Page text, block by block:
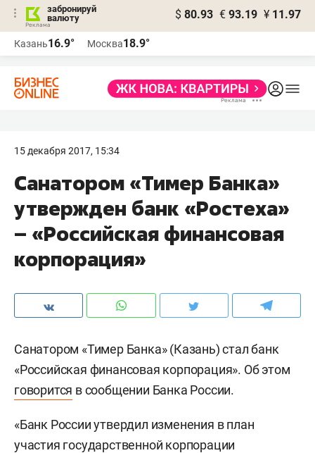
забронируй
валюту
$ 80.93 € 93.19 ¥ 11.97
Казань16.9° Москва18.9°
15 декабря 2017, 15:34
Санатором «Тимер Банка»
утвержден банк «Ростеха»
– «Российская финансовая
корпорация»
Санатором «Тимер Банка» (Казань) стал банк
«Российская финансовая корпорация». Об этом
говорится в сообщении Банка России.
«Банк России утвердил изменения в план
участия государственной корпорации